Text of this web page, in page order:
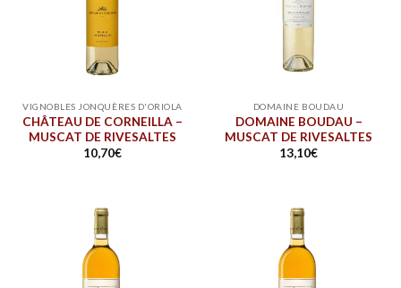
VIGNOBLES JONQUÈRES D'ORIOLA
CHÂTEAU DE CORNEILLA –
MUSCAT DE RIVESALTES
10,70€
DOMAINE BOUDAU
DOMAINE BOUDAU –
MUSCAT DE RIVESALTES
13,10€